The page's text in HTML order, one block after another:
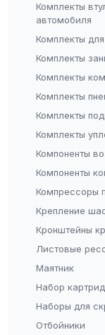
Комплекты
автомобиля
Комплекты
Комплекты
Комплекты
Комплекты
Комплекты
Комплекты
Компоненты
Компоненты
Компрессоры
Крепление
Кронштейны
Листовые
Маятник
Набор
Наборы для
Отбойники